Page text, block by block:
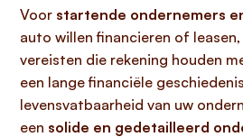
Voor startende ondernemers
auto willen financieren of
vereisten die rekening houden
een lange financiële
levensvatbaarheid van uw
een solide en gedetailleerd